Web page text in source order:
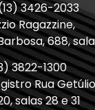
3426-2033
Ragazzine,
688, sala
3822-1300
Rua Getúlio
salas 28 e 31